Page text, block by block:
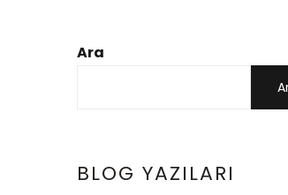
Ara
BLOG YAZILARI